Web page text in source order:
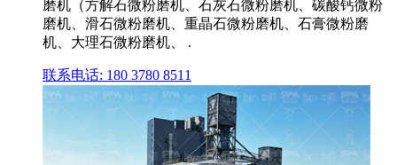
磨机（方解石微粉磨机、石灰石微粉磨机、碳酸钙微粉
磨机、滑石微粉磨机、重晶石微粉磨机、石膏微粉磨
机、大理石微粉磨机、 .
联系电话: 180 3780 8511